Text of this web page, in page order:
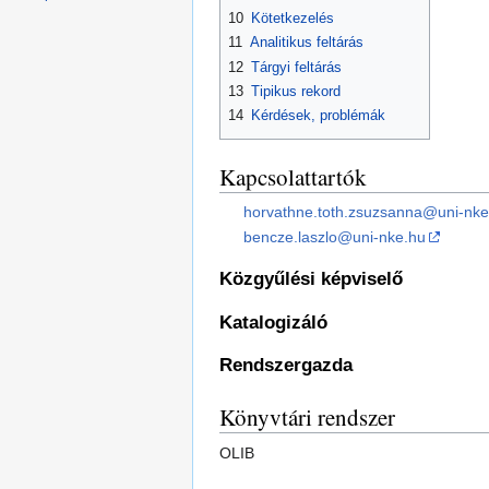
10 Kötetkezelés
11 Analitikus feltárás
12 Tárgyi feltárás
13 Tipikus rekord
14 Kérdések, problémák
Kapcsolattartók
horvathne.toth.zsuzsanna@uni-
bencze.laszlo@uni-nke.hu
Közgyűlési képviselő
Katalogizáló
Rendszergazda
Könyvtári rendszer
OLIB